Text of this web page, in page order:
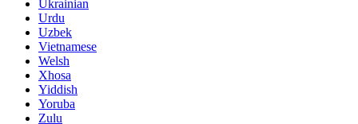
Ukrainian
Urdu
Uzbek
Vietnamese
Welsh
Xhosa
Yiddish
Yoruba
Zulu